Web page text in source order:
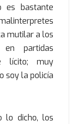
es bastante
mutilar a los
en partidas
lícito; muy
soy la policía
lo dicho, los